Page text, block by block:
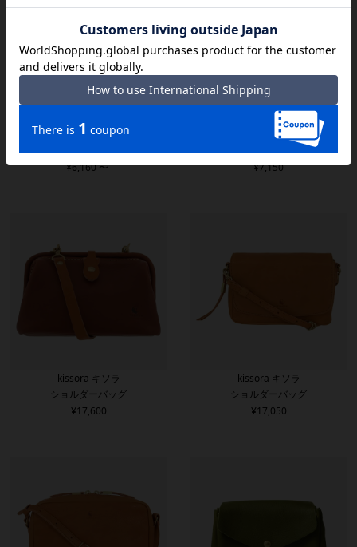
kissora キソラ
ショルダーバッグ
¥6,160〜
kissora キソラ
ショルダーバッグ
¥7,150
kissora キソラ
ショルダーバッグ
¥17,600
kissora キソラ
ショルダーバッグ
¥17,050